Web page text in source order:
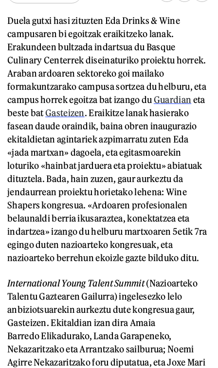
Duela gutxi hasi zituzten Eda Drinks & Wine
campusaren bi egoitzak eraikitzeko lanak.
Erakundeen bultzada indartsua du Basque
Culinary Centerrek diseinaturiko proiektu horrek.
Araban ardoaren sektoreko goi mailako
formakuntzarako campusa sortzea du helburu, eta
campus horrek egoitza bat izango du Guardian eta
beste batGasteizen. Eraikitze lanak hasierako
fasean daude oraindik, baina obren inaugurazio
ekitaldietan agintariek azpimarratu zuten Eda
«jada martxan» dagoela, eta egitasmoarekin
loturiko «hainbat jarduera eta proiektu» abiatuak
dituztela. Bada, hain zuzen, gaur aurkeztu da
jendaurrean proiektu horietako lehena: Wine
Shapers kongresua. «Ardoaren profesionalen
belaunaldi berria ikusaraztea, konektatzea eta
indartzea» izango du helburu martxoaren 5etik 7ra
egingo duten nazioarteko kongresuak, eta
nazioarteko berrehun ekoizle gazte bilduko ditu.
International Young Talent Summit(Nazioarteko
Talentu Gaztearen Gailurra) ingelesezko lelo
anbiziotsuarekin aurkeztu dute kongresua gaur,
Gasteizen. Ekitaldian izan dira Amaia
Barredo Elikadurako, Landa Garapeneko,
Nekazaritzako eta Arrantzako sailburua; Noemi
Agirre Nekazaritzako foru diputatua, eta Joxe Mari